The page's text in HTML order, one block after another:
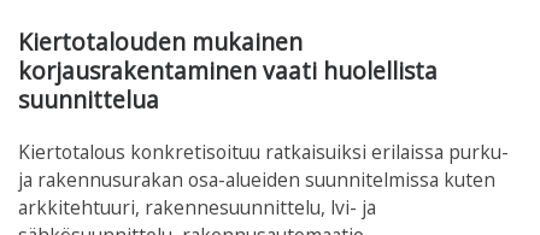
Kiertotalouden mukainen
korjausrakentaminen vaati huolellista
suunnittelua
Kiertotalous konkretisoituu ratkaisuiksi erilaissa purku-
ja rakennusurakan osa-alueiden suunnitelmissa kuten
arkkitehtuuri, rakennesuunnittelu, lvi- ja